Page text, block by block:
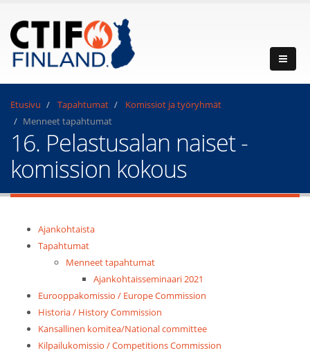
Etusivu Tapahtumat
Komissiot ja työryhmät
Menneet tapahtumat
16. Pelastusalan naiset -
komission kokous
Ajankohtaista
Tapahtumat
Menneet tapahtumat
Ajankohtaisseminaari 2021
Eurooppakomissio / Europe Commission
Historia / History Commission
Kansallinen komitea/National committee
Kilpailukomissio / Competitions Commission